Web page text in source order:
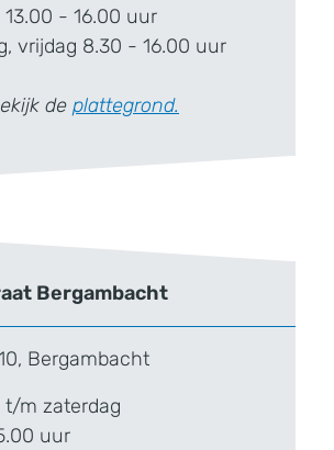
- 16.00 uur
vrijdag 8.30 - 16.00 uur
de plattegrond.
Bergambacht
Bergambacht
t/m zaterdag
uur